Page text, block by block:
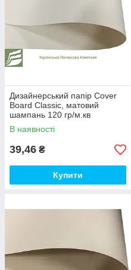
Дизайнерський папір Сover
Board Classic, матовий
шампань 120 гр/м.кв
2580/0020/120
В наявності
39,46 ₴
Купити